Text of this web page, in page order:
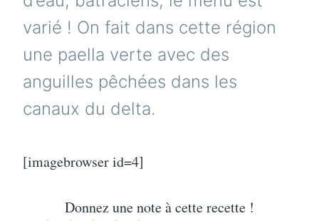
varié ! On fait dans cette région
une paella verte avec des
anguilles pêchées dans les
canaux du delta.
[imagebrowser id=4]
Donnez une note à cette recette !